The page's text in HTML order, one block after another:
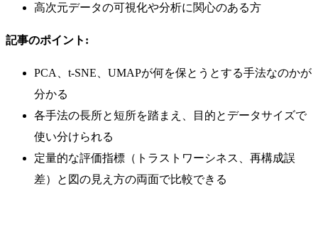
高次元データの可視化や分析に関心のある方
記事のポイント:
PCA、t-SNE、UMAPが何を保とうとする手法なのかが
分かる
各手法の長所と短所を踏まえ、目的とデータサイズで
使い分けられる
定量的な評価指標（トラストワーシネス、再構成誤
差）と図の見え方の両面で比較できる